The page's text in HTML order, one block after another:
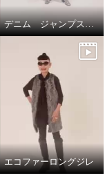
デニム ジャンプスーツ
エコファーロングジレ